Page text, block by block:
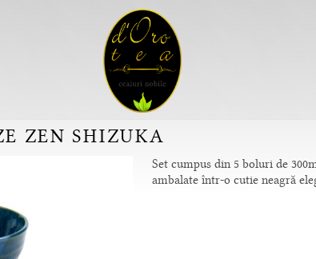
ZEN SHIZUKA
Set cumpus din 5 boluri de
ambalate într-o cutie neagră